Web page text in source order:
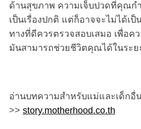
ด้านสุขภาพ ความเจ็บปวดที่คุณก
เป็นเรื่องปกติ แต่ก็อาจจะไม่ได้เป็
ทางที่ดีควรตรวจสอบเสมอ เพื่อค
มันสามารถช่วยชีวิตคุณได้ในระย
อ่านบทความสำหรับแม่และเด็กอื่
>> story.motherhood.co.th